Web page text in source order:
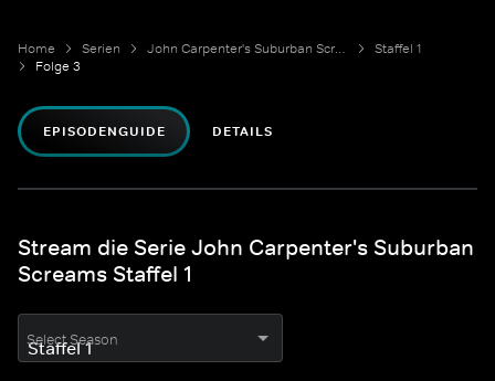
Home Serien John Carpenter's Suburban Screams
Staffel 1
Folge 3
EPISODENGUIDE DETAILS
Stream die Serie John Carpenter's Suburban
Screams Staffel 1
Select Season